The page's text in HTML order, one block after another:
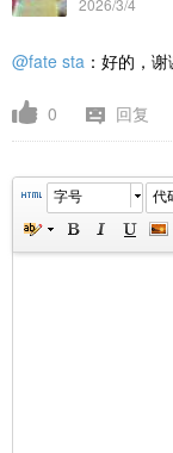
2026/3/4
@fate sta ：好的，
0 回复
字号 代